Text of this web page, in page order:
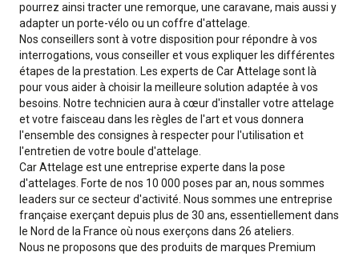
pourrez ainsi tracter une remorque, une caravane, mais aussi y
adapter un porte-vélo ou un coffre d'attelage.
Nos conseillers sont à votre disposition pour répondre à vos
interrogations, vous conseiller et vous expliquer les différentes
étapes de la prestation. Les experts de Car Attelage sont là
pour vous aider à choisir la meilleure solution adaptée à vos
besoins. Notre technicien aura à cœur d'installer votre attelage
et votre faisceau dans les règles de l'art et vous donnera
l'ensemble des consignes à respecter pour l'utilisation et
l'entretien de votre boule d'attelage.
Car Attelage est une entreprise experte dans la pose
d'attelages. Forte de nos 10 000 poses par an, nous sommes
leaders sur ce secteur d'activité. Nous sommes une entreprise
française exerçant depuis plus de 30 ans, essentiellement dans
le Nord de la France où nous exerçons dans 26 ateliers.
Nous ne proposons que des produits de marques Premium